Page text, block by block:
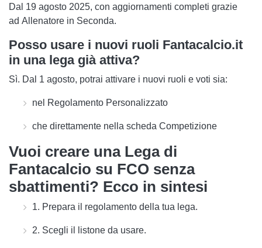
Dal 19 agosto 2025, con aggiornamenti completi grazie
ad Allenatore in Seconda.
Posso usare i nuovi ruoli Fantacalcio.it
in una lega già attiva?
Sì. Dal 1 agosto, potrai attivare i nuovi ruoli e voti sia:
nel Regolamento Personalizzato
che direttamente nella scheda Competizione
Vuoi creare una Lega di
Fantacalcio su FCO senza
sbattimenti? Ecco in sintesi
1. Prepara il regolamento della tua lega.
2. Scegli il listone da usare.